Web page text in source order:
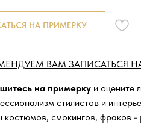
НА ПРИМЕРКУ
ВАМ ЗАПИСАТЬСЯ
на примерку и оцените
стилистов и
костюмов, смокингов, фраков -